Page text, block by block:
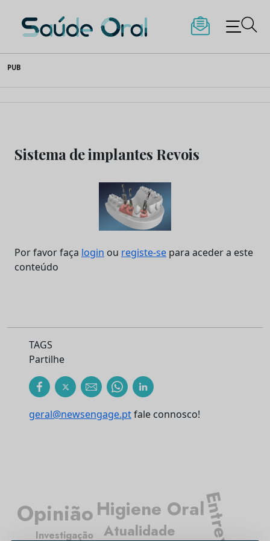
to
content
Saúde Oral
PUB
Sistema de implantes Revois
Por favor faça login ou registe-se para aceder a este
conteúdo
TAGS
Partilhe
geral@newsengage.ptfale connosco!
Atualidade
Higiene Oral
Opinião
Investigação